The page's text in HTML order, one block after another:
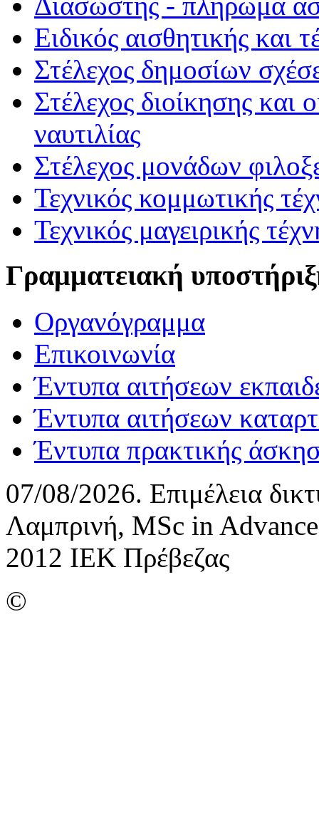
Ειδικός αισθητικής και
Στέλεχος δημοσίων
Στέλεχος διοίκησης και
ναυτιλίας
Στέλεχος μονάδων
Τεχνικός κομμωτικής
Τεχνικός μαγειρικής
Γραμματειακή
Οργανόγραμμα
Επικοινωνία
Έντυπα αιτήσεων
Έντυπα αιτήσεων
Έντυπα πρακτικής
07/08/2026. Επιμέλεια
Λαμπρινή, MSc in
2012 ΙΕΚ Πρέβεζας
©